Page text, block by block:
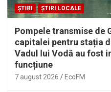
ȘTIRI ȘTIRI LOCALE
Pompele transmise de
capitalei pentru stația
Vadul lui Vodă au fost
funcțiune
7 august 2026 EcoFM